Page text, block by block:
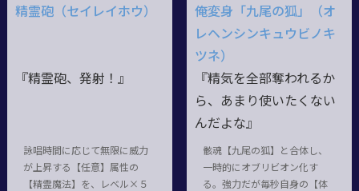
精霊砲（セイレイホウ）
『精霊砲、発射！』
詠唱時間に応じて無限に威力
が上昇する【任意】属性の
【精霊魔法】を、レベル×５
俺変身「九尾の狐」（オ
レヘンシンキュウビノキ
ツネ）
『精気を全部奪われるか
ら、あまり使いたくない
んだよな』
骸魂【九尾の狐】と合体し、
一時的にオブリビオン化す
る。強力だが毎秒自身の【体